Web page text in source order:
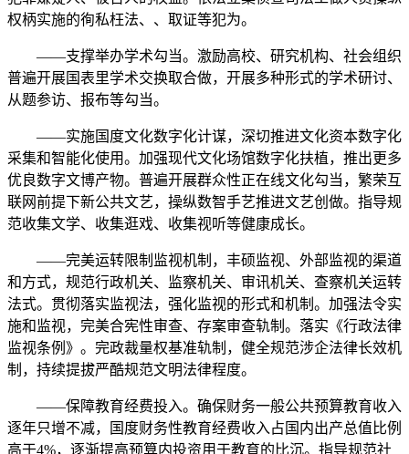
权柄实施的徇私枉法、、取证等犯为。
——支撑举办学术勾当。激励高校、研究机构、社会组织
普遍开展国表里学术交换取合做，开展多种形式的学术研讨、
从题参访、报布等勾当。
——实施国度文化数字化计谋，深切推进文化资本数字化
采集和智能化使用。加强现代文化场馆数字化扶植，推出更多
优良数字文博产物。普遍开展群众性正在线文化勾当，繁荣互
联网前提下新公共文艺，操纵数智手艺推进文艺创做。指导规
范收集文学、收集逛戏、收集视听等健康成长。
——完美运转限制监视机制，丰硕监视、外部监视的渠道
和方式，规范行政机关、监察机关、审讯机关、查察机关运转
法式。贯彻落实监视法，强化监视的形式和机制。加强法令实
施和监视，完美合宪性审查、存案审查轨制。落实《行政法律
监视条例》。完政裁量权基准轨制，健全规范涉企法律长效机
制，持续提拔严酷规范文明法律程度。
——保障教育经费投入。确保财务一般公共预算教育收入
逐年只增不减，国度财务性教育经费收入占国内出产总值比例
高于4%，逐渐提高预算内投资用于教育的比沉。指导规范社